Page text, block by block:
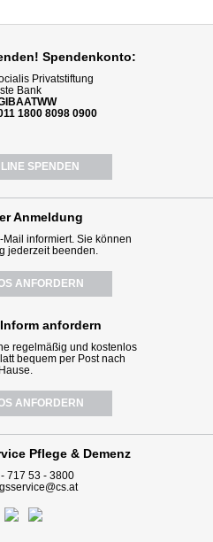
Spendenkonto:
Privatstiftung
Bank
1800 8098 0900
SPENDEN
Anmeldung
informiert. Sie können
jederzeit beenden.
ANFORDERN
anfordern
regelmäßig und kostenlos
bequem per Post nach
Hause.
ANFORDERN
Pflege & Demenz
717 53 - 3800